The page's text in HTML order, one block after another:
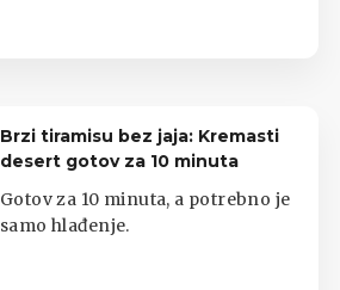
Brzi tiramisu bez jaja: Kremasti
desert gotov za 10 minuta
Gotov za 10 minuta, a potrebno je
samo hlađenje.